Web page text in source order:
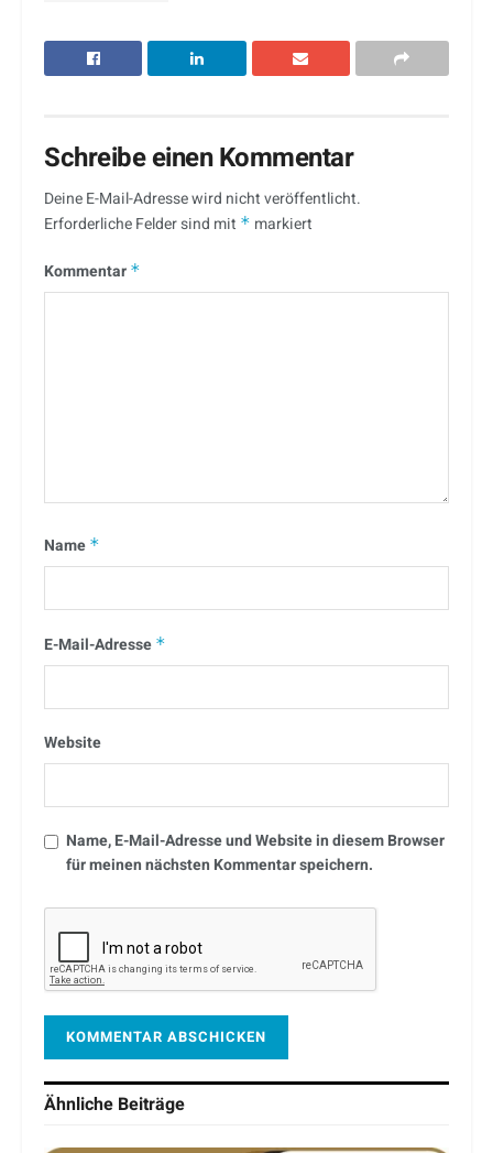
Schreibe einen Kommentar
Deine E-Mail-Adresse wird nicht veröffentlicht.
Erforderliche Felder sind mit * markiert
Kommentar *
Name *
E-Mail-Adresse *
Website
Name, E-Mail-Adresse und Website in diesem Browser
für meinen nächsten Kommentar speichern.
Ähnliche Beiträge